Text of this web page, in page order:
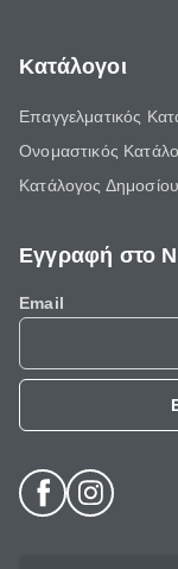
Κατάλογοι
Επαγγελματικός
Ονομαστικός
Κατάλογος Δημοσίου
Εγγραφή στο
Email